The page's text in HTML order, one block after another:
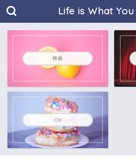
Life is What
映画
CM